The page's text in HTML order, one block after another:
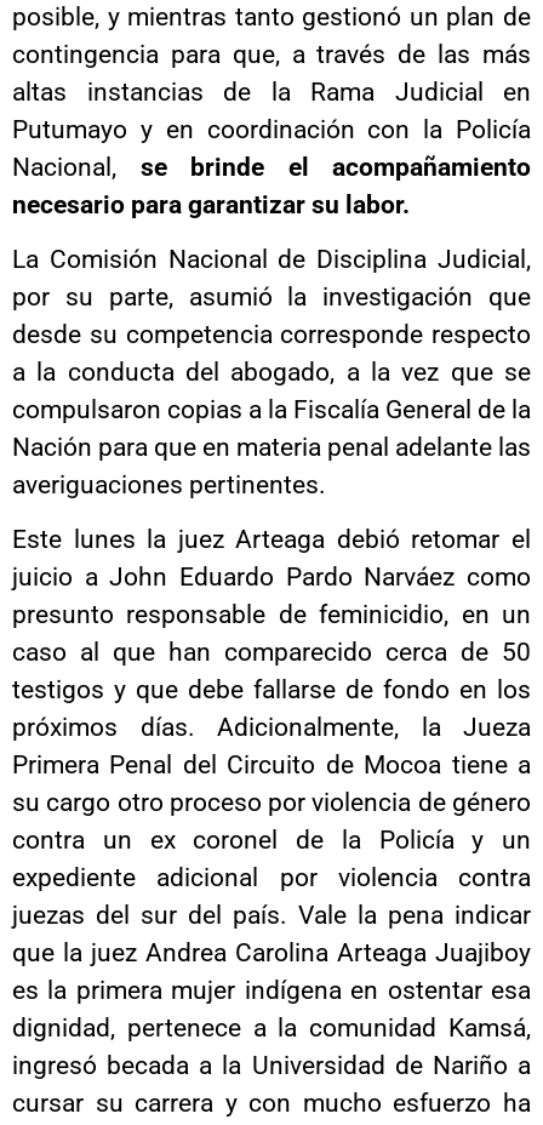
posible, y mientras tanto gestionó un plan de
contingencia para que, a través de las más
altas instancias de la Rama Judicial en
Putumayo y en coordinación con la Policía
Nacional, se brinde el acompañamiento
necesario para garantizar su labor.
La Comisión Nacional de Disciplina Judicial,
por su parte, asumió la investigación que
desde su competencia corresponde respecto
a la conducta del abogado, a la vez que se
compulsaron copias a la Fiscalía General de la
Nación para que en materia penal adelante las
averiguaciones pertinentes.
Este lunes la juez Arteaga debió retomar el
juicio a John Eduardo Pardo Narváez como
presunto responsable de feminicidio, en un
caso al que han comparecido cerca de 50
testigos y que debe fallarse de fondo en los
próximos días. Adicionalmente, la Jueza
Primera Penal del Circuito de Mocoa tiene a
su cargo otro proceso por violencia de género
contra un ex coronel de la Policía y un
expediente adicional por violencia contra
juezas del sur del país. Vale la pena indicar
que la juez Andrea Carolina Arteaga Juajiboy
es la primera mujer indígena en ostentar esa
dignidad, pertenece a la comunidad Kamsá,
ingresó becada a la Universidad de Nariño a
cursar su carrera y con mucho esfuerzo ha